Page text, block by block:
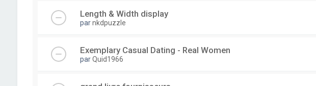
Length & Width display
parnkdpuzzle
Exemplary Сasual Dating - Real Women
parQuid1966